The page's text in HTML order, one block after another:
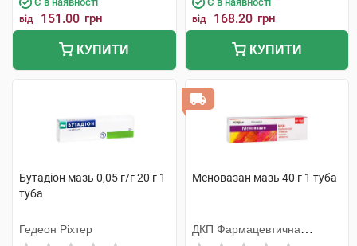
від 151.00 грн
КУПИТИ
від 168.20 грн
КУПИТИ
Бутадіон мазь 0,05 г/г 20 г 1
туба
Гедеон Ріхтер
Меновазан мазь 40 г 1 туба
ДКП Фармацевтична